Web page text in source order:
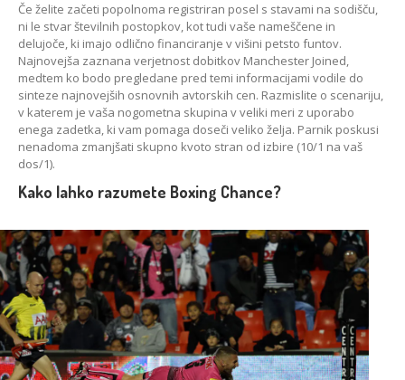
Če želite začeti popolnoma registriran posel s stavami na sodišču,
ni le stvar številnih postopkov, kot tudi vaše nameščene in
delujoče, ki imajo odlično financiranje v višini petsto funtov.
Najnovejša zaznana verjetnost dobitkov Manchester Joined,
medtem ko bodo pregledane pred temi informacijami vodile do
sinteze najnovejših osnovnih avtorskih cen. Razmislite o scenariju,
v katerem je vaša nogometna skupina v veliki meri z uporabo
enega zadetka, ki vam pomaga doseči veliko želja. Parnik poskusi
nenadoma zmanjšati skupno kvoto stran od izbire (10/1 na vaš
dos/1).
Kako lahko razumete Boxing Chance?